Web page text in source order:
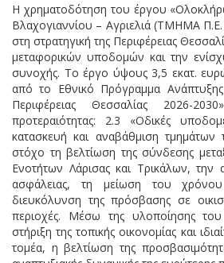
Η χρηματοδότηση του έργου
Βλαχογιαννίου – Αγριελιά (ΤΜΗΜΑ
στη στρατηγική της Περιφέρειας
μεταφορικών υποδομών και την
συνοχής. Το έργο ύψους 3,5 εκατ.
από το Εθνικό Πρόγραμμα
Περιφέρειας Θεσσαλίας 2026-
προτεραιότητας: 2.3 «Οδικές
κατασκευή και αναβάθμιση
στόχο τη βελτίωση της σύνδεσης
Ενοτήτων Λάρισας και Τρικάλων, την
ασφάλειας, τη μείωση του χρόνου
διευκόλυνση της πρόσβασης σε
περιοχές. Μέσω της υλοποίησης
στήριξη της τοπικής οικονομίας και
τομέα, η βελτίωση της